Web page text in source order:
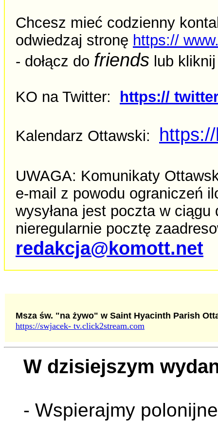
Chcesz mieć codzienny ko
odwiedzaj stronę https://
- dołącz do friends lub
KO na Twitter: https://
Kalendarz Ottawski:
UWAGA: Komunikaty
e-mail z powodu ograniczeń
wysyłana jest poczta w
nieregularnie pocztę
redakcja@komott.net
Msza św. "na żywo" w Saint Hyacinth Parish
https://swjacek- tv.click2stream.com
W dzisiejszym
- Wspierajmy